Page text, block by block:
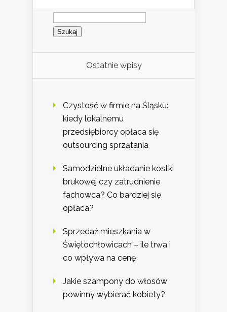
Szukaj:
Ostatnie wpisy
Czystość w firmie na Śląsku:
kiedy lokalnemu
przedsiębiorcy opłaca się
outsourcing sprzątania
Samodzielne układanie kostki
brukowej czy zatrudnienie
fachowca? Co bardziej się
opłaca?
Sprzedaż mieszkania w
Świętochłowicach – ile trwa i
co wpływa na cenę
Jakie szampony do włosów
powinny wybierać kobiety?